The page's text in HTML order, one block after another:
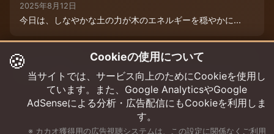
2025年8月12日
今日は、しなやかな土の力が木のエネルギーを穏やかに...
2025年8月9日
水と木の絶妙な共演が、今日のあなたを特別な輝きで包...
🍪 Cookieの使用について
当サイトでは、サービス向上のためにCookieを使用し
ています。また、Google AnalyticsやGoogle
AdSenseによる分析・広告配信にもCookieを利用しま
す。
※ カカオ獲得用の広告視聴システムは、この設定に関係なくご利用